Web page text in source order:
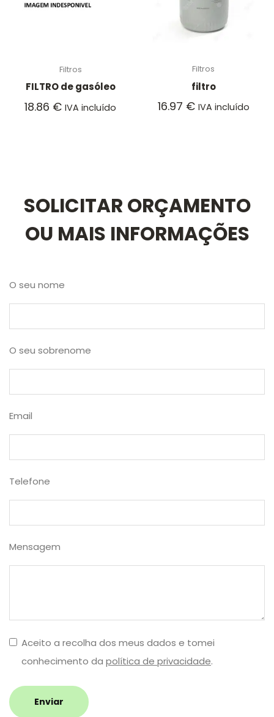
Filtros
FILTRO de gasóleo
18.86 € IVA incluído
Filtros
filtro
16.97 € IVA incluído
SOLICITAR ORÇAMENTO
OU MAIS INFORMAÇÕES
O seu nome
O seu sobrenome
Email
Telefone
Mensagem
Aceito a recolha dos meus dados e tomei
conhecimento da política de privacidade.
Enviar